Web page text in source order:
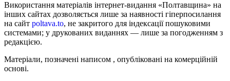
Використання матеріалів інтернет-видання «Полтавщина» на
інших сайтах дозволяється лише за наявності гіперпосилання
на сайт poltava.to, не закритого для індексації пошуковими
системами; у друкованих виданнях — лише за погодженням з
редакцією.
Матеріали, позначені написом , опубліковані на комерційній
основі.